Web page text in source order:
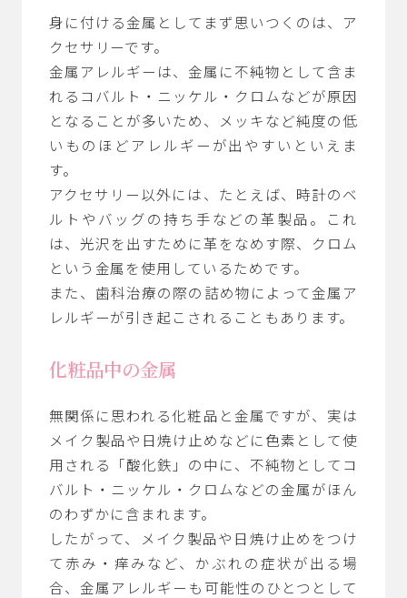
身に付ける金属としてまず思いつくのは、ア
クセサリーです。
金属アレルギーは、金属に不純物として含ま
れるコバルト・ニッケル・クロムなどが原因
となることが多いため、メッキなど純度の低
いものほどアレルギーが出やすいといえま
す。
アクセサリー以外には、たとえば、時計のベ
ルトやバッグの持ち手などの革製品。これ
は、光沢を出すために革をなめす際、クロム
という金属を使用しているためです。
また、歯科治療の際の詰め物によって金属ア
レルギーが引き起こされることもあります。
化粧品中の金属
無関係に思われる化粧品と金属ですが、実は
メイク製品や日焼け止めなどに色素として使
用される「酸化鉄」の中に、不純物としてコ
バルト・ニッケル・クロムなどの金属がほん
のわずかに含まれます。
したがって、メイク製品や日焼け止めをつけ
て赤み・痒みなど、かぶれの症状が出る場
合、金属アレルギーも可能性のひとつとして